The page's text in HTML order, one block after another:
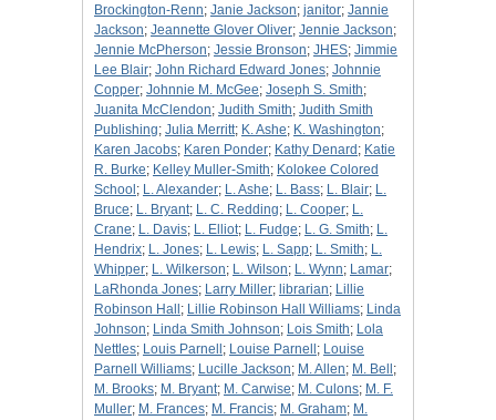
Brockington-Renn; Janie Jackson; janitor; Jannie
Jackson; Jeannette Glover Oliver; Jennie Jackson;
Jennie McPherson; Jessie Bronson; JHES; Jimmie
Lee Blair; John Richard Edward Jones; Johnnie
Copper; Johnnie M. McGee; Joseph S. Smith;
Juanita McClendon; Judith Smith; Judith Smith
Publishing; Julia Merritt; K. Ashe; K. Washington;
Karen Jacobs; Karen Ponder; Kathy Denard ; Katie
R. Burke; Kelley Muller-Smith; Kolokee Colored
School ; L. Alexander; L. Ashe; L. Bass; L. Blair; L.
Bruce; L. Bryant; L. C. Redding; L. Cooper; L.
Crane; L. Davis; L. Elliot; L. Fudge; L. G. Smith; L.
Hendrix; L. Jones; L. Lewis; L. Sapp; L. Smith; L.
Whipper; L. Wilkerson; L. Wilson; L. Wynn; Lamar;
LaRhonda Jones; Larry Miller; librarian; Lillie
Robinson Hall ; Lillie Robinson Hall Williams; Linda
Johnson; Linda Smith Johnson; Lois Smith; Lola
Nettles; Louis Parnell ; Louise Parnell ; Louise
Parnell Williams; Lucille Jackson; M. Allen; M. Bell ;
M. Brooks; M. Bryant; M. Carwise; M. Culons; M. F.
Muller; M. Frances; M. Francis; M. Graham; M.